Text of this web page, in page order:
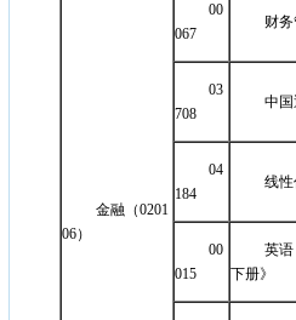
金融（0201
06）
00
067
财
03
708
中
04
184
线性
00
015
英语
下册》